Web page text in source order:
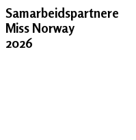
Samarbeidspartnere
Miss Norway
2026